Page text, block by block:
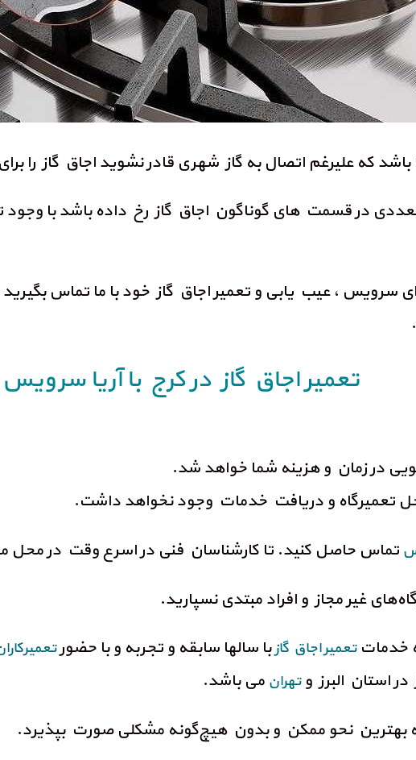
که علیرغم اتصال به گاز شهری قادر نشوید اجاق گاز را
در قسمت های گوناگون اجاق گاز رخ داده باشد با وجود
سرویس ، عیب یابی و تعمیر اجاق گاز خود با ما تماس
تعمیر اجاق گاز در کرج با آریا سرویس
در زمان و هزینه شما خواهد شد.
تعمیرگاه و دریافت خدمات وجود نخواهد داشت.
تماس حاصل کنید. تا کارشناسان فنی در اسرع وقت در محل
غیر مجاز و افراد مبتدی نسپارید.
خدماتتعمیر اجاق گازبا سالها سابقه و تجربه و با حضور
استان البرز وتهران می باشد.
بهترین نحو ممکن و بدون هیچ‌گونه مشکلی صورت بپذیرد.